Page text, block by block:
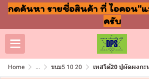
กดค้นหา รายชื่อสินค้า ที่ ไอคอน"แ
ครับ
Home ... ขนม5 10 20 เทสโต้20 ปูผัดผงก